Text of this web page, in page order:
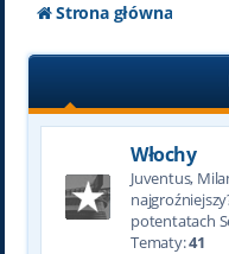
Strona główna
Włochy
Juventus,
potentatach
Tematy:41